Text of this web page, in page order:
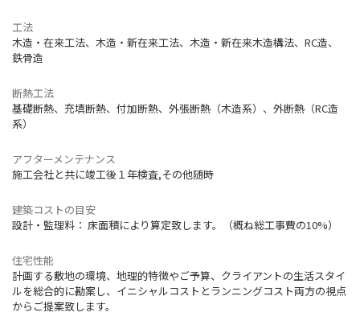
工法
木造・在来工法、木造・新在来工法、木造・新在来木造構法、RC造、
鉄骨造
断熱工法
基礎断熱、充填断熱、付加断熱、外張断熱（木造系）、外断熱（RC造
系）
アフターメンテナンス
施工会社と共に竣工後１年検査,その他随時
建築コストの目安
設計・監理料： 床面積により算定致します。（概ね総工事費の10%）
住宅性能
計画する敷地の環境、地理的特徴やご予算、クライアントの生活スタイ
ルを総合的に勘案し、イニシャルコストとランニングコスト両方の視点
からご提案致します。